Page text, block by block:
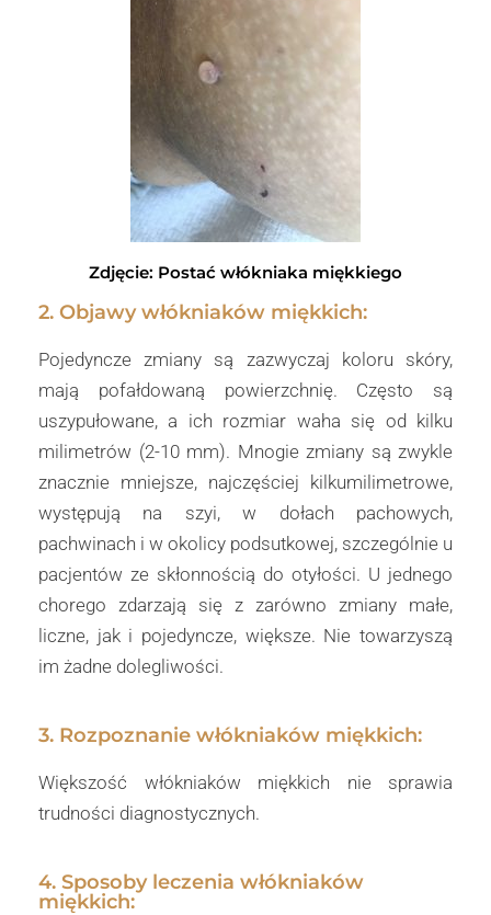
Zdjęcie: Postać włókniaka miękkiego
2. Objawy włókniaków miękkich:
Pojedyncze zmiany są zazwyczaj koloru skóry,
mają pofałdowaną powierzchnię. Często są
uszypułowane, a ich rozmiar waha się od kilku
milimetrów (2-10 mm). Mnogie zmiany są zwykle
znacznie mniejsze, najczęściej kilkumilimetrowe,
występują na szyi, w dołach pachowych,
pachwinach i w okolicy podsutkowej, szczególnie u
pacjentów ze skłonnością do otyłości. U jednego
chorego zdarzają się z zarówno zmiany małe,
liczne, jak i pojedyncze, większe. Nie towarzyszą
im żadne dolegliwości.
3. Rozpoznanie włókniaków miękkich:
Większość włókniaków miękkich nie sprawia
trudności diagnostycznych.
4. Sposoby leczenia włókniaków
miękkich: